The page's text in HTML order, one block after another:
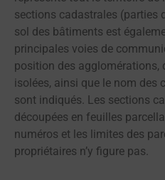
sections cadastrales (parties
sol des bâtiments est
principales voies de
position des agglomérations,
isolées, ainsi que le nom des
sont indiqués. Les sections
découpées en feuilles
numéros et les limites des
propriétaires n’y figure pas.